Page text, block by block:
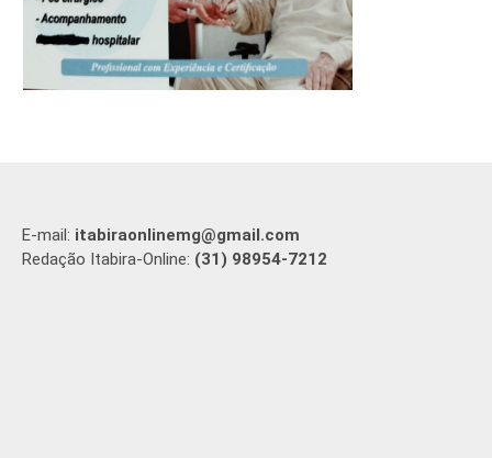
E-mail: itabiraonlinemg@gmail.com
Redação Itabira-Online: (31) 98954-7212